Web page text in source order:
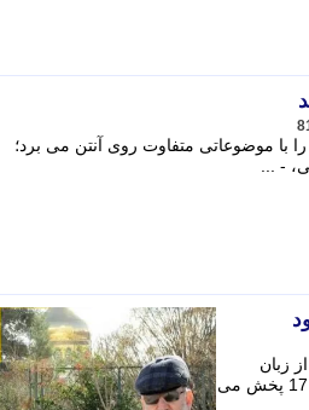
موضوعاتی متفاوت روی آنتن می برد؛
زبان
دوستان و همرزمانش در جبهه شمال غرب کشور و محور مقاومت، امروز ساعت 17 پخش می